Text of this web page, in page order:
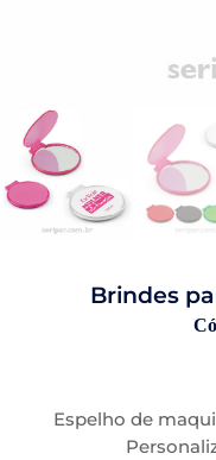
Brindes
Espelho de